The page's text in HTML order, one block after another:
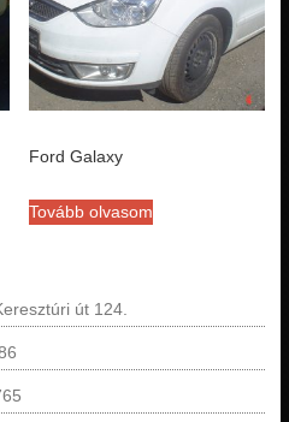
Ford Galaxy
Tovább olvasom
út 124.